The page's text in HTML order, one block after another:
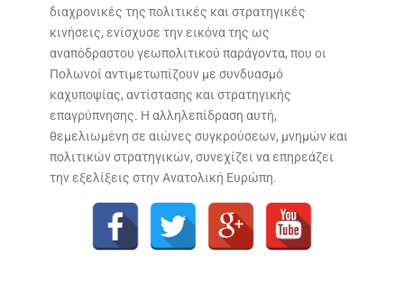
διαχρονικές της πολιτικές και στρατηγικές
κινήσεις, ενίσχυσε την εικόνα της ως
αναπόδραστου γεωπολιτικού παράγοντα, που οι
Πολωνοί αντιμετωπίζουν με συνδυασμό
καχυποψίας, αντίστασης και στρατηγικής
επαγρύπνησης. Η αλληλεπίδραση αυτή,
θεμελιωμένη σε αιώνες συγκρούσεων, μνημών και
πολιτικών στρατηγικών, συνεχίζει να επηρεάζει
την εξελίξεις στην Ανατολική Ευρώπη.